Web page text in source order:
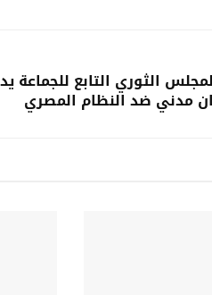
الثوري التابع للجماعة
مدني ضد النظام المصري